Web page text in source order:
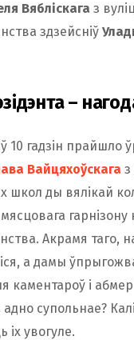
Вябліскага з
здзейсніў
–
гадзін прайшло
Вайцяхоўскага з
школ ды вялікай
Акрамя таго,
а дамы
каментароў і
супольнае?
іх увогуле.